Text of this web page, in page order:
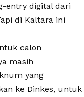
entry digital dari
di Kaltara ini
calon
masih
yang
ke Dinkes, untuk